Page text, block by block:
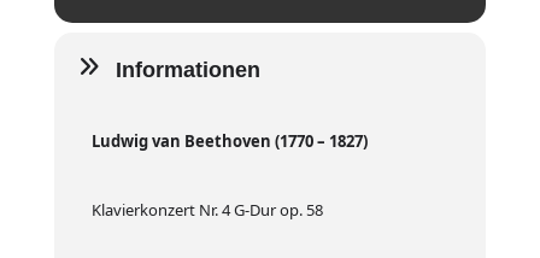
Informationen
Ludwig van Beethoven (1770 – 1827)
Klavierkonzert Nr. 4 G-Dur op. 58